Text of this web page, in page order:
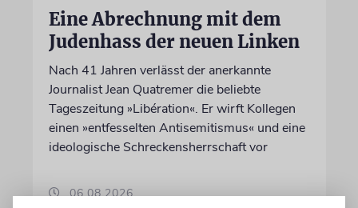
Eine Abrechnung mit dem
Judenhass der neuen Linken
Nach 41 Jahren verlässt der anerkannte
Journalist Jean Quatremer die beliebte
Tageszeitung »Libération«. Er wirft Kollegen
einen »entfesselten Antisemitismus« und eine
ideologische Schreckensherrschaft vor
06.08.2026